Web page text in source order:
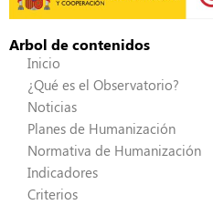
Arbol de contenidos
Inicio
¿Qué es el Observatorio?
Noticias
Planes de Humanización
Normativa de Humanización
Indicadores
Criterios